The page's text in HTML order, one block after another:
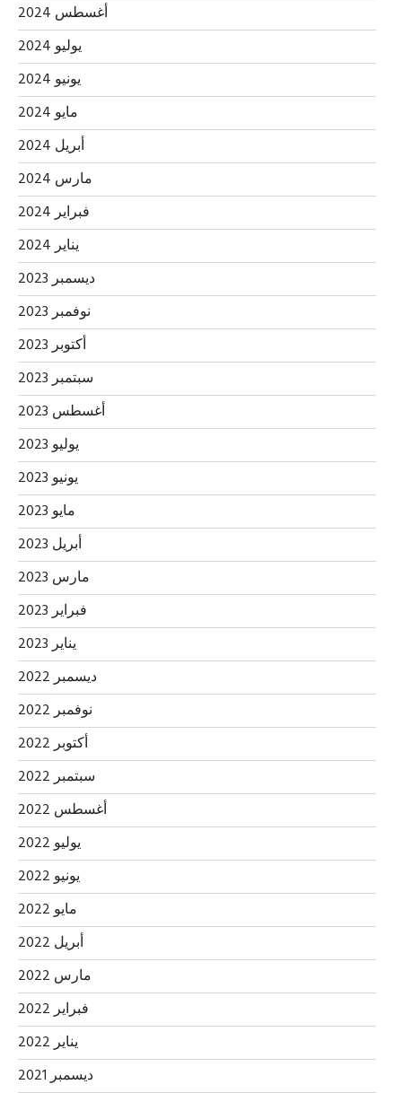
أغسطس 2024
يوليو 2024
يونيو 2024
مايو 2024
أبريل 2024
مارس 2024
فبراير 2024
يناير 2024
ديسمبر 2023
نوفمبر 2023
أكتوبر 2023
سبتمبر 2023
أغسطس 2023
يوليو 2023
يونيو 2023
مايو 2023
أبريل 2023
مارس 2023
فبراير 2023
يناير 2023
ديسمبر 2022
نوفمبر 2022
أكتوبر 2022
سبتمبر 2022
أغسطس 2022
يوليو 2022
يونيو 2022
مايو 2022
أبريل 2022
مارس 2022
فبراير 2022
يناير 2022
ديسمبر 2021